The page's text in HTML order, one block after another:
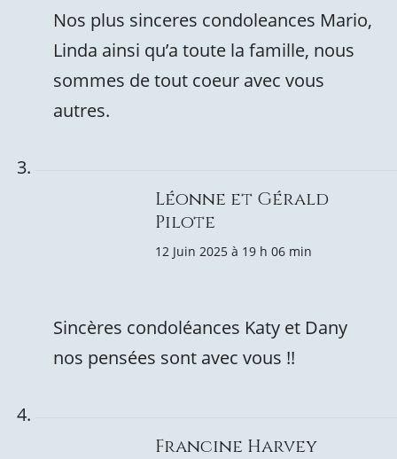
Nos plus sinceres condoleances Mario,
Linda ainsi qu’a toute la famille, nous
sommes de tout coeur avec vous
autres.
Léonne et Gérald
Pilote
12 Juin 2025 à 19 h 06 min
Sincères condoléances Katy et Dany
nos pensées sont avec vous !!
Francine Harvey